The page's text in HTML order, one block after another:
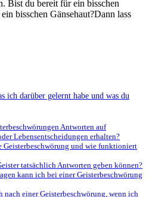
Bist du bereit für ein bisschen
bisschen⁣ Gänsehaut?Dann lass
ich darüber ⁢gelernt habe und was du
Antworten auf
Lebensentscheidungen erhalten?
Geisterbeschwörung und wie funktioniert
‍tatsächlich Antworten geben können?
kann ich bei einer Geisterbeschwörung
nach einer Geisterbeschwörung, wenn ich